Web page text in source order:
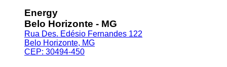
Energy
Belo Horizonte - MG
Rua Des. Edésio Fernandes 122
Belo Horizonte, MG
CEP: 30494-450